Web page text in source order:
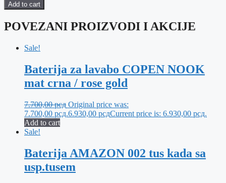
Add to cart
POVEZANI PROIZVODI I AKCIJE
Sale!
Baterija za lavabo COPEN NOOK
mat crna / rose gold
7.700,00рсд Original price was:
7.700,00 рсд.6.930,00 рсдCurrent price is: 6.930,00 рсд.
Add to cart
Sale!
Baterija AMAZON 002 tus kada sa
usp.tusem